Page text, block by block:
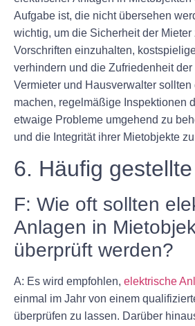
Aufgabe ist, die nicht übersehen
wichtig, um die Sicherheit der
Vorschriften einzuhalten,
verhindern und die Zufriedenheit der
Vermieter und Hausverwalter
machen, regelmäßige Inspektionen
etwaige Probleme umgehend zu
und die Integrität ihrer Mietobjekte
6. Häufig
F: Wie oft sollten
Anlagen in
überprüft werden?
A: Es wird empfohlen, elektrische
einmal im Jahr von einem
überprüfen zu lassen. Darüber